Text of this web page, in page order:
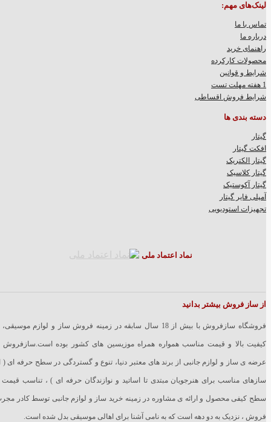
لینک‌های مهم:
تماس با ما
درباره ما
راهنمای خرید
محصولات کارکرده
شرایط و قوانین
1 هفته مهلت تست
شرایط فروش اقساطی
دسته بندی ها
گیتار
افکت گیتار
گیتار الکتریک
گیتار کلاسیک
گیتار آکوستیک
آمپلی فایر گیتار
تجهیزات استودیویی
نماد اعتماد ملی
از ساز فروش بیشتر بدانید
فروشگاه سازفروش با بیش از 18 سال سابقه در زمینه فروش ساز و لوازم
کیفیت بالا و قیمت مناسب همواره همراه موزیسین های کشور بوده است.سازفروش
عرضه ی ساز و لوازم جانبی از برند های معتبر دنیا، تنوع و گستردگی در سطح حرفه ای (
سازهای مناسب برای هنرجویان مبتدی تا اساتید و نوازندگان حرفه ای ) ، تناسب
سطح کیفی محصول و ارائه ی مشاوره در زمینه خرید ساز و لوازم جانبی توسط کادر
فروش ، نزدیک به دو دهه است که به نامی آشنا برای اهالی موسیقی بدل شده است.